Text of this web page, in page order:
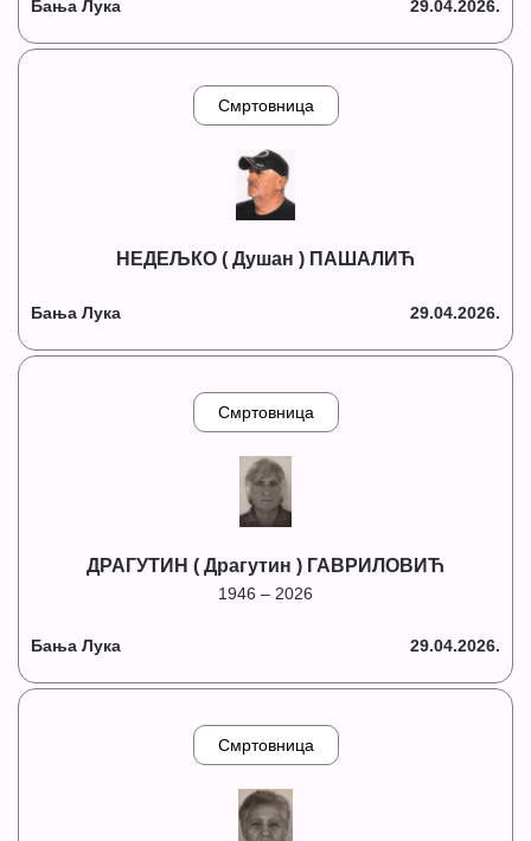
Бања Лука 29.04.2026.
Смртовница
НЕДЕЉКО ( Душан ) ПАШАЛИЋ
Бања Лука 29.04.2026.
Смртовница
ДРАГУТИН ( Драгутин ) ГАВРИЛОВИЋ
1946 – 2026
Бања Лука 29.04.2026.
Смртовница